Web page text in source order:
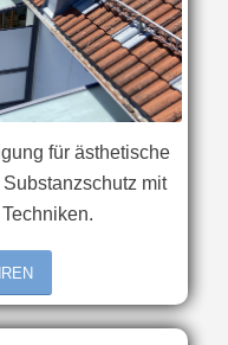
für ästhetische
mit